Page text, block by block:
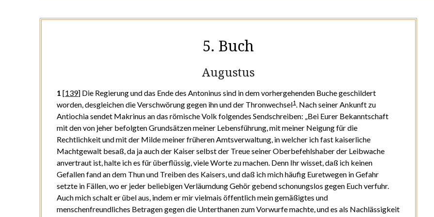
5. Buch
Augustus
1 [139] Die Regierung und das Ende des Antoninus sind in dem vorhergehenden Buche geschildert
worden, desgleichen die Verschwörung gegen ihn und der Thronwechsel1. Nach seiner Ankunft zu
Antiochia sendet Makrinus an das römische Volk folgendes Sendschreiben: „Bei Eurer Bekanntschaft
mit den von jeher befolgten Grundsätzen meiner Lebensführung, mit meiner Neigung für die
Rechtlichkeit und mit der Milde meiner früheren Amtsverwaltung, in welcher ich fast kaiserliche
Machtgewalt besaß, da ja auch der Kaiser selbst der Treue seiner Oberbefehlshaber der Leibwache
anvertraut ist, halte ich es für überflüssig, viele Worte zu machen. Denn Ihr wisset, daß ich keinen
Gefallen fand an dem Thun und Treiben des Kaisers, und daß ich mich häufig Euretwegen in Gefahr
setzte in Fällen, wo er jeder beliebigen Verläumdung Gehör gebend schonungslos gegen Euch verfuhr.
Auch mich schalt er übel aus, indem er mir vielmais öffentlich mein gemäßigtes und
menschenfreundliches Betragen gegen die Unterthanen zum Vorwurfe machte, und es als Nachlässigkeit